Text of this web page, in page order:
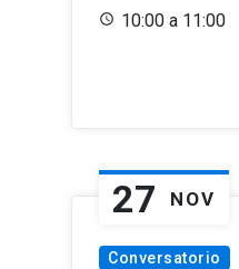
10:00 a 11:00
27 NOV
Conversatorio